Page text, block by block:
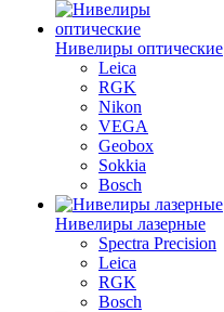
Нивелиры оптические
Leica
RGK
Nikon
VEGA
Geobox
Sokkia
Bosch
Нивелиры лазерные
Spectra Precision
Leica
RGK
Bosch